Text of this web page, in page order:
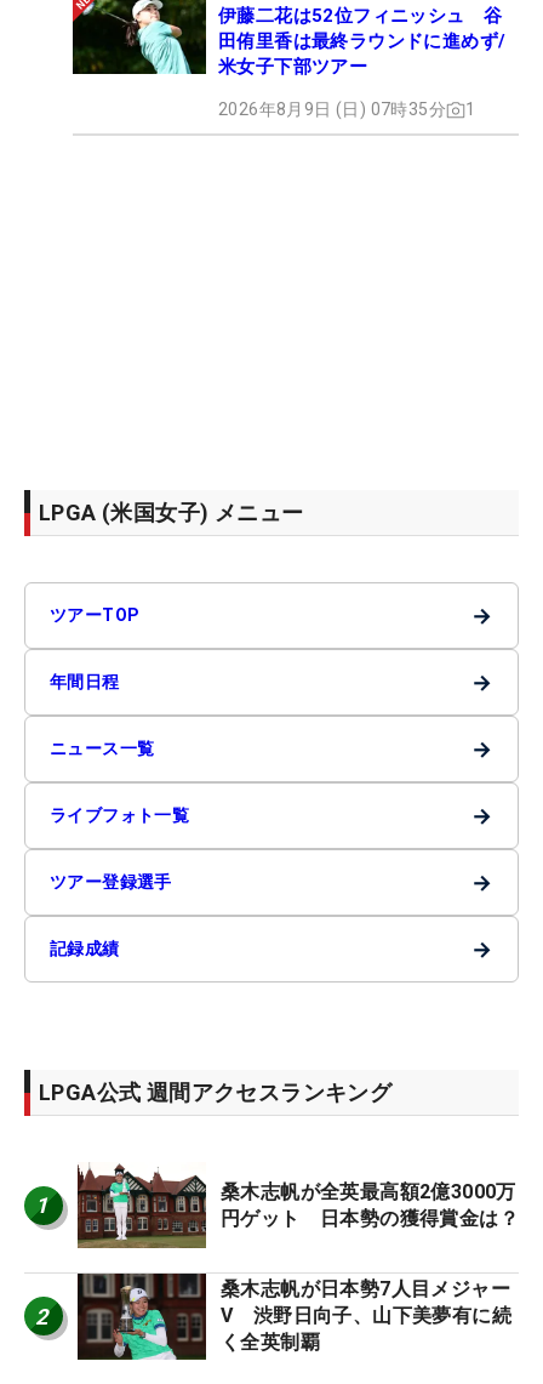
伊藤二花は52位フィニッシュ 谷
田侑里香は最終ラウンドに進めず/
米女子下部ツアー
2026年8月9日 (日) 07時35分 1
LPGA (米国女子) メニュー
ツアーTOP →
年間日程 →
ニュース一覧 →
ライブフォト一覧 →
ツアー登録選手 →
記録成績 →
LPGA公式 週間アクセスランキング
1
桑木志帆が全英最高額2億3000万
円ゲット 日本勢の獲得賞金は？
2
桑木志帆が日本勢7人目メジャー
V 渋野日向子、山下美夢有に続
く全英制覇